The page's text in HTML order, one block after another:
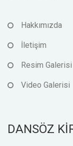
Hakkımızda
İletişim
Resim Galerisi
Video Galerisi
DANSÖZ